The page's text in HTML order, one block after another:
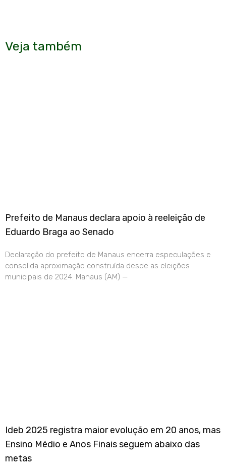
Veja também
Prefeito de Manaus declara apoio à reeleição de
Eduardo Braga ao Senado
Declaração do prefeito de Manaus encerra especulações e
consolida aproximação construída desde as eleições
municipais de 2024. Manaus (AM) —
Ideb 2025 registra maior evolução em 20 anos, mas
Ensino Médio e Anos Finais seguem abaixo das
metas